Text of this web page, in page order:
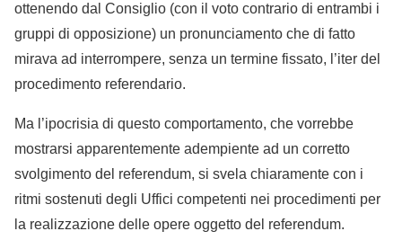
ottenendo dal Consiglio (con il voto contrario di entrambi i
gruppi di opposizione) un pronunciamento che di fatto
mirava ad interrompere, senza un termine fissato, l’iter del
procedimento referendario.
Ma l’ipocrisia di questo comportamento, che vorrebbe
mostrarsi apparentemente adempiente ad un corretto
svolgimento del referendum, si svela chiaramente con i
ritmi sostenuti degli Uffici competenti nei procedimenti per
la realizzazione delle opere oggetto del referendum.